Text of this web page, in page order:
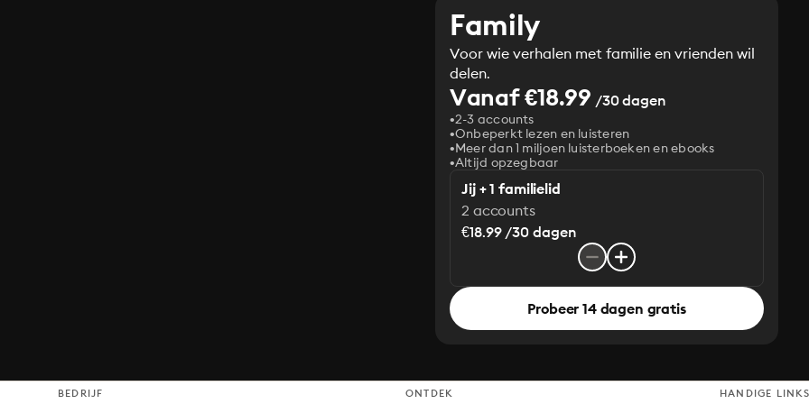
Family
Voor wie verhalen met familie en vrienden wil
delen.
Vanaf €18.99 /30 dagen
2-3 accounts
Onbeperkt lezen en luisteren
Meer dan 1 miljoen luisterboeken en ebooks
Altijd opzegbaar
Jij + 1 familielid
2 accounts
€18.99 /30 dagen
Probeer 14 dagen gratis
BEDRIJF ONTDEK HANDIGE LINKS